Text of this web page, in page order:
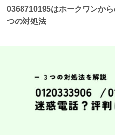
0368710195はホークワンか
つの対処法